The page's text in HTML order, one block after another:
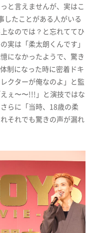
と言えませんが、実はこ
したことがある人がいる
なのでは？と忘れててひ
実は「柔太朗くんです」
になかったようで、驚き
制になった時に密着ドキ
クターが俺なのよ」と監
ぇ〜〜!!!」と演技ではな
らに「当時、18歳の柔
それでも驚きの声が漏れ